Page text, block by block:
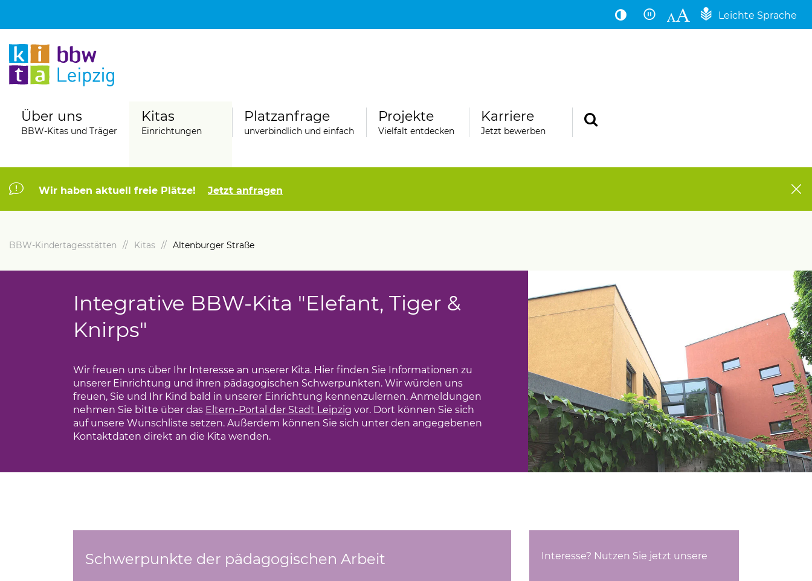
Leichte Sprache
Über uns
BBW-Kitas und Träger
Kitas
Einrichtungen
Platzanfrage
unverbindlich und einfach
Projekte
Vielfalt entdecken
Karriere
Jetzt bewerben
Freiwilliges Engagement
Ehrenamt
Wir haben aktuell freie Plätze! Jetzt anfragen
BBW-Kindertagesstätten Kitas Altenburger Straße
Integrative BBW-Kita "Elefant, Tiger &
Knirps"
Wir freuen uns über Ihr Interesse an unserer Kita. Hier finden Sie Informationen zu
unserer Einrichtung und ihren pädagogischen Schwerpunkten. Wir würden uns
freuen, Sie und Ihr Kind bald in unserer Einrichtung kennenzulernen. Anmeldungen
nehmen Sie bitte über das Eltern-Portal der Stadt Leipzig (Link öffnet einen neuen Tab)
vor. Dort können Sie sich
auf unsere Wunschliste setzen. Außerdem können Sie sich unter den angegebenen
Kontaktdaten direkt an die Kita wenden.
Schwerpunkte der pädagogischen Arbeit Interesse? Nutzen Sie jetzt unsere